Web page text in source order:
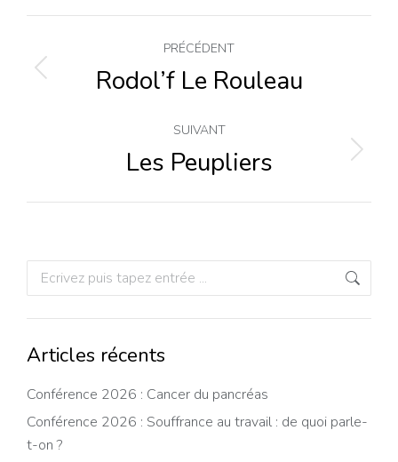
Navigation
de
commentaire
PRÉCÉDENT
Onglet
Rodol’f Le Rouleau
SUIVANT
Projets
Les Peupliers
Recherche
:
Articles récents
Conférence 2026 : Cancer du pancréas
Conférence 2026 : Souffrance au travail : de quoi parle-
t-on ?